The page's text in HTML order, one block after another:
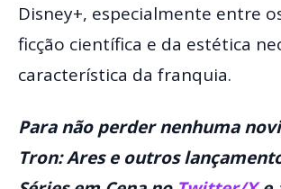
Disney+, especialmente entre
ficção científica e da estética
característica da franquia.
Para não perder nenhuma
Tron: Ares e outros